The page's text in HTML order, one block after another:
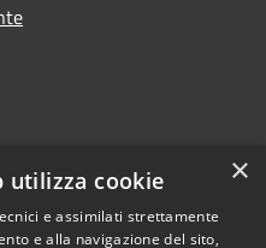
×
utilizza cookie
e assimilati strettamente
e alla navigazione del sito,